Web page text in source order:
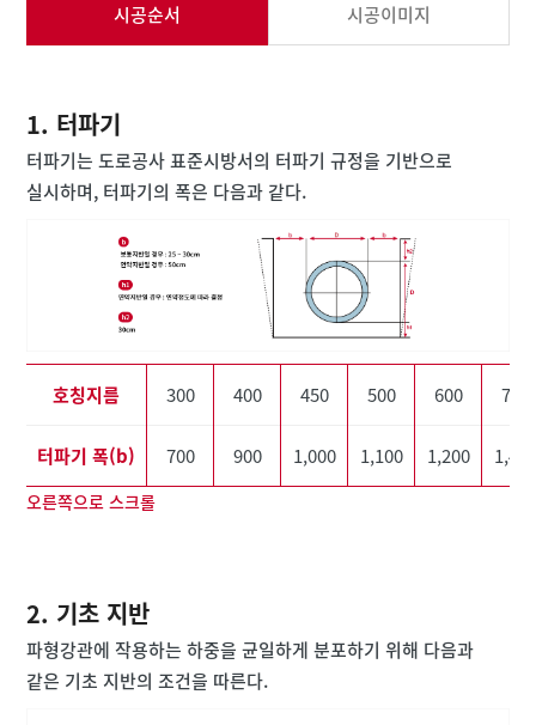
시공순서 시공이미지
1. 터파기
터파기는 도로공사 표준시방서의 터파기 규정을 기반으로
실시하며, 터파기의 폭은 다음과 같다.
호칭지름 300 400 450 500 600 700
터파기 폭(b) 700 900 1,000 1,100 1,200 1,400
오른쪽으로 스크롤
2. 기초 지반
파형강관에 작용하는 하중을 균일하게 분포하기 위해 다음과
같은 기초 지반의 조건을 따른다.